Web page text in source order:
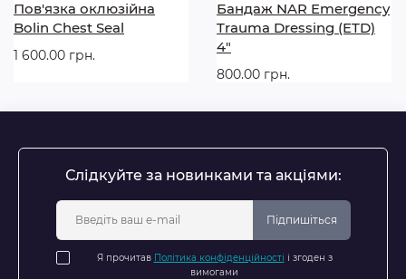
Пов'язка оклюзійна
Bolin Chest Seal
1 600.00 грн.
Бандаж NAR Emergency
Trauma Dressing (ETD)
4″
800.00 грн.
Слідкуйте за новинками та акціями:
Підпишіться
Я прочитав Політика конфіденційності і згоден з
вимогами